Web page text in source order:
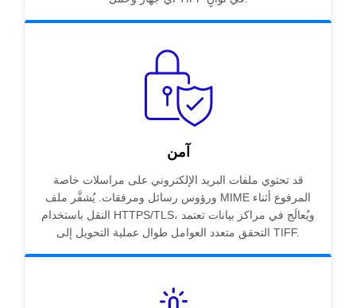
آمن
قد تحتوي ملفات البريد الإلكتروني على مراسلات خاصة
ورؤوس رسائل ومرفقات. يُشفَّر ملف MIME المرفوع أثناء
النقل باستخدام HTTPS/TLS، ويُعالَج في مراكز بيانات تعتمد
التحقق متعدد العوامل طوال عملية التحويل إلى TIFF.